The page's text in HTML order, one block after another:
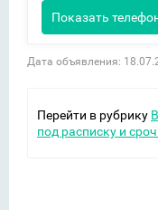
Показать
Дата объявления:
Перейти в рубрику
под расписку и